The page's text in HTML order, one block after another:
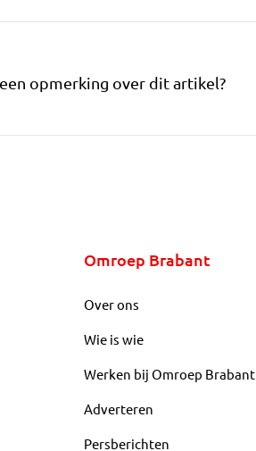
opmerking over dit artikel?
Omroep Brabant
Over ons
Wie is wie
Werken bij Omroep Brabant
Adverteren
Persberichten